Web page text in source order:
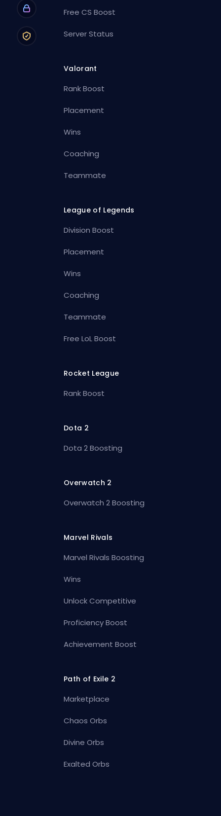
Free CS Boost
Server Status
Valorant
Rank Boost
Placement
Wins
Coaching
Teammate
League of Legends
Division Boost
Placement
Wins
Coaching
Teammate
Free LoL Boost
Rocket League
Rank Boost
Dota 2
Dota 2 Boosting
Overwatch 2
Overwatch 2 Boosting
Marvel Rivals
Marvel Rivals Boosting
Wins
Unlock Competitive
Proficiency Boost
Achievement Boost
Path of Exile 2
Marketplace
Chaos Orbs
Divine Orbs
Exalted Orbs